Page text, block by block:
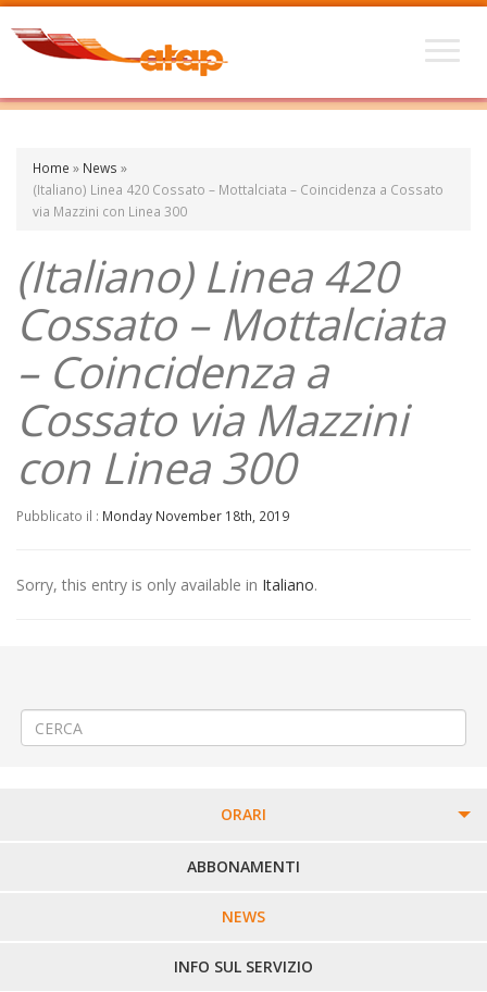
Home » News »
(Italiano) Linea 420 Cossato – Mottalciata – Coincidenza a Cossato
via Mazzini con Linea 300
(Italiano) Linea 420
Cossato – Mottalciata
– Coincidenza a
Cossato via Mazzini
con Linea 300
Pubblicato il : Monday November 18th, 2019
Sorry, this entry is only available in Italiano.
ORARI
PERCORSI URBANI IN BIELLA
LINEE URBANE VERCELLI
LINEE EXTRAURBANE
ABBONAMENTI
NEWS
INFO SUL SERVIZIO